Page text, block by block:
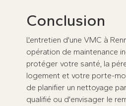
Conclusion
L'entretien d'une VMC à
opération de maintenance
protéger votre santé, la
logement et votre porte-
de planifier un nettoyage
qualifié ou d'envisager le